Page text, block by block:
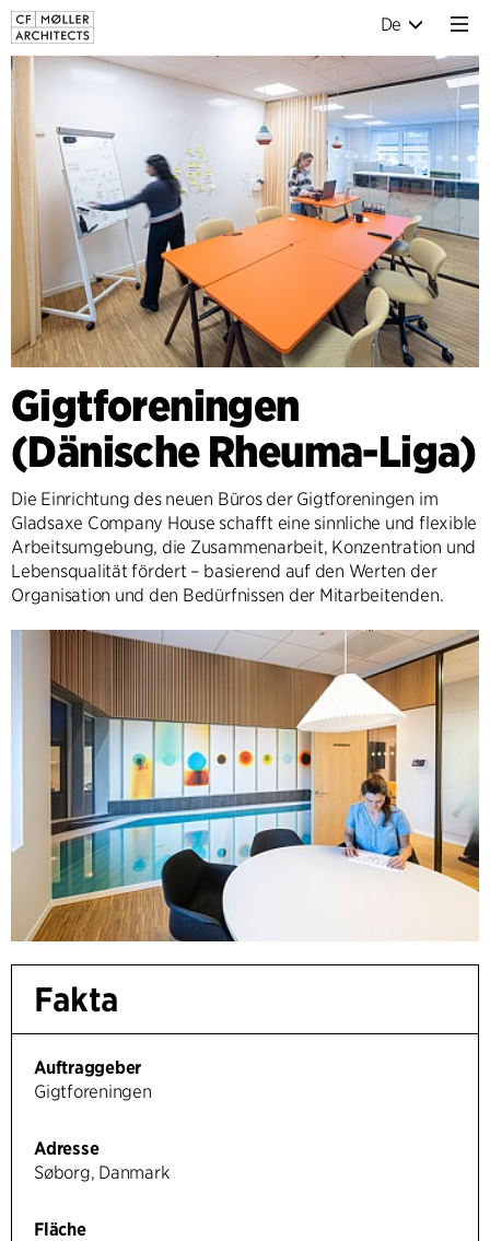
De
Gigtforeningen
(Dänische Rheuma-Liga)
Die Einrichtung des neuen Büros der Gigtforeningen im
Gladsaxe Company House schafft eine sinnliche und flexible
Arbeitsumgebung, die Zusammenarbeit, Konzentration und
Lebensqualität fördert – basierend auf den Werten der
Organisation und den Bedürfnissen der Mitarbeitenden.
Fakta
Auftraggeber
Gigtforeningen
Adresse
Søborg, Danmark
Fläche